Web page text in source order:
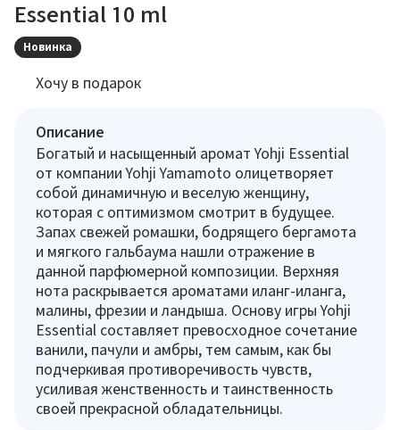
Essential 10 ml
Новинка
Хочу в подарок
Описание
Богатый и насыщенный аромат Yohji Essential
от компании Yohji Yamamoto олицетворяет
собой динамичную и веселую женщину,
которая с оптимизмом смотрит в будущее.
Запах свежей ромашки, бодрящего бергамота
и мягкого гальбаума нашли отражение в
данной парфюмерной композиции. Верхняя
нота раскрывается ароматами иланг-иланга,
малины, фрезии и ландыша. Основу игры Yohji
Essential составляет превосходное сочетание
ванили, пачули и амбры, тем самым, как бы
подчеркивая противоречивость чувств,
усиливая женственность и таинственность
своей прекрасной обладательницы.